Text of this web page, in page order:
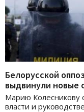
Белорусской
выдвинули новые
Марию Колесникову
власти и